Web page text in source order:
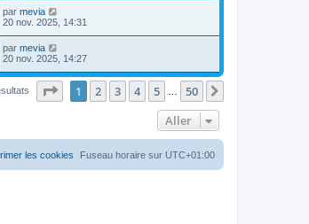
par mevia
20 nov. 2025, 14:31
par mevia
20 nov. 2025, 14:27
Page sur50
1 2 3 4 5 50
Aller
Fuseau horaire sur UTC+01:00
les cookies